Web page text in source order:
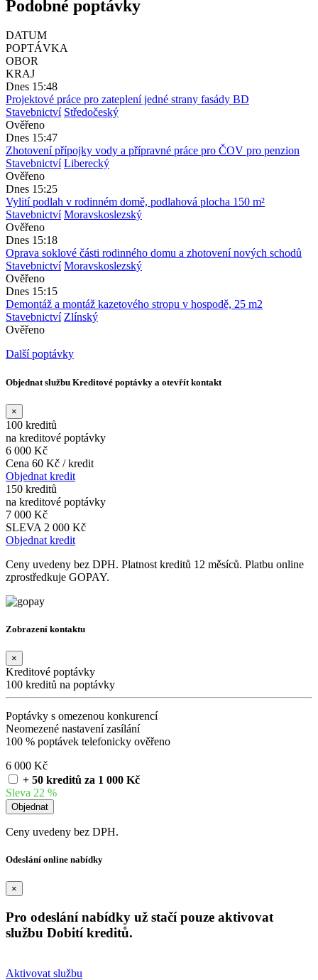
Podobné poptávky
DATUM
POPTÁVKA
OBOR
KRAJ
Dnes 15:48
Projektové práce pro zateplení jedné strany fasády BD
Stavebnictví Středočeský
Ověřeno
Dnes 15:47
Zhotovení přípojky vody a přípravné práce pro ČOV pro penzion
Stavebnictví Liberecký
Ověřeno
Dnes 15:25
Vylití podlah v rodinném domě, podlahová plocha 150 m²
Stavebnictví Moravskoslezský
Ověřeno
Dnes 15:18
Oprava soklové části rodinného domu a zhotovení nových schodů
Stavebnictví Moravskoslezský
Ověřeno
Dnes 15:15
Demontáž a montáž kazetového stropu v hospodě, 25 m2
Stavebnictví Zlínský
Ověřeno
Další poptávky
Objednat službu Kreditové poptávky a otevřít kontakt
×
100 kreditů
na kreditové poptávky
6 000 Kč
Cena 60 Kč / kredit
Objednat kredit
150 kreditů
na kreditové poptávky
7 000 Kč
SLEVA 2 000 Kč
Objednat kredit
Ceny uvedeny bez DPH. Platnost kreditů 12 měsíců. Platbu online
zprostředkuje GOPAY.
Zobrazení kontaktu
×
Kreditové poptávky
100 kreditů na poptávky
Poptávky s omezenou konkurencí
Neomezené nastavení zasílání
100 % poptávek telefonicky ověřeno
6 000 Kč
+ 50 kreditů za 1 000 Kč
Sleva 22 %
Ceny uvedeny bez DPH.
Odeslání online nabídky
×
Pro odeslání nabídky už stačí pouze aktivovat
službu Dobití kreditů.
Aktivovat službu